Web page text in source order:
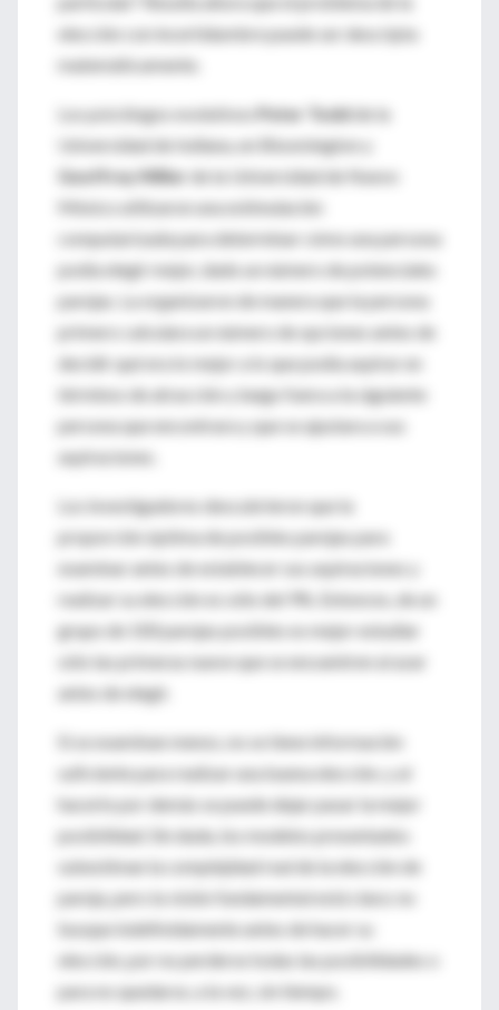
elección con incertidumbre puede ser descripta
matemáticamente.
Los psicólogos evolutivos Peter Toddde la
Universidad de Indiana, en Bloomington y
Geoffrey Miller de la Universidad de Nuevo
México utilizaron una estimulación
computarizada para determinar cómo una persona
podía elegir mejor, dado un número de potenciales
parejas. La organizaron de manera que la persona
primero calculara un número de opciones antes de
decidir qué era lo mejor a lo que podía aspirar en
términos de atracción y luego fuera a la siguiente
persona que encontrara y que se ajustara a sus
aspiraciones.
Los investigadores descubrieron que la
proporción óptima de posibles parejas para
examinar antes de establecer sus aspiraciones y
realizar su elección es sólo del 9%. Entonces, de un
grupo de 100 parejas posibles es mejor estudiar
sólo las primeras nueve que se encuentren al azar
antes de elegir.
Si se examinan menos, no se tiene información
suficiente para realizar una buena elección, y al
hacerlo por demás se puede dejar pasar la mejor
posibilidad. Sin duda, los modelos presentados
subestiman la complejidad real de la elección de
pareja, pero la visión fundamental está clara: no
busque indefinidamente antes de hacer su
elección, por no perderse todas las posibilidades o
para no quedarse, a la vez, sin tiempo.